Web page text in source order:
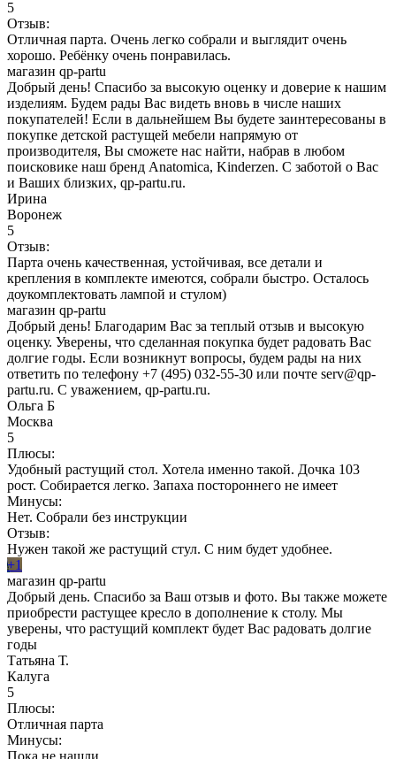
5
Отзыв:
Отличная парта. Очень легко собрали и выглядит очень
хорошо. Ребёнку очень понравилась.
магазин qp-partu
Добрый день! Спасибо за высокую оценку и доверие к нашим
изделиям. Будем рады Вас видеть вновь в числе наших
покупателей! Если в дальнейшем Вы будете заинтересованы в
покупке детской растущей мебели напрямую от
производителя, Вы сможете нас найти, набрав в любом
поисковике наш бренд Anatomica, Kinderzen. С заботой о Вас
и Ваших близких, qp-partu.ru.
Ирина
Воронеж
5
Отзыв:
Парта очень качественная, устойчивая, все детали и
крепления в комплекте имеются, собрали быстро. Осталось
доукомплектовать лампой и стулом)
магазин qp-partu
Добрый день! Благодарим Вас за теплый отзыв и высокую
оценку. Уверены, что сделанная покупка будет радовать Вас
долгие годы. Если возникнут вопросы, будем рады на них
ответить по телефону +7 (495) 032-55-30 или почте serv@qp-
partu.ru. С уважением, qp-partu.ru.
Ольга Б
Москва
5
Плюсы:
Удобный растущий стол. Хотела именно такой. Дочка 103
рост. Собирается легко. Запаха постороннего не имеет
Минусы:
Нет. Собрали без инструкции
Отзыв:
Нужен такой же растущий стул. С ним будет удобнее.
+1
магазин qp-partu
Добрый день. Спасибо за Ваш отзыв и фото. Вы также можете
приобрести растущее кресло в дополнение к столу. Мы
уверены, что растущий комплект будет Вас радовать долгие
годы
Татьяна Т.
Калуга
5
Плюсы:
Отличная парта
Минусы:
Пока не нашли